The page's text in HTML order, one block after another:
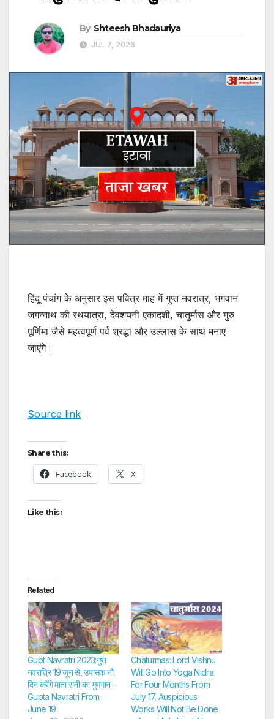
By Shteesh Bhadauriya
JUL 7, 2026
हिंदू पंचांग के अनुसार इस पवित्र माह में गुप्त नवरात्र, भगवान
जगन्नाथ की रथयात्रा, देवशयनी एकादशी, चातुर्मास और गुरु
पूर्णिमा जैसे महत्वपूर्ण पर्व श्रद्धा और उल्लास के साथ मनाए
जाएंगे।
Source link
Share this:
Facebook X
Like this:
Related
Gupt Navratri 2023:गुप्त
नवरात्रि 19 जून से, उपासक नौ
दिन करेंगे माता रानी का गुणगान –
Gupta Navratri From
June 19
Chaturmas: Lord Vishnu
Will Go Into Yoga Nidra
For Four Months From
July 17, Auspicious
Works Will Not Be Done